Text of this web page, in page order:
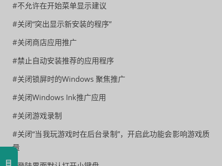
#不允许在开始菜单显示建议
#关闭“突出显示新安装的程序”
#关闭商店应用推广
#禁止自动安装推荐的应用程序
#关闭锁屏时的Windows 聚焦推广
#关闭Windows Ink推广应用
#关闭游戏录制
#关闭“当我玩游戏时在后台录制”，开启此功能会影响游戏质
量
目